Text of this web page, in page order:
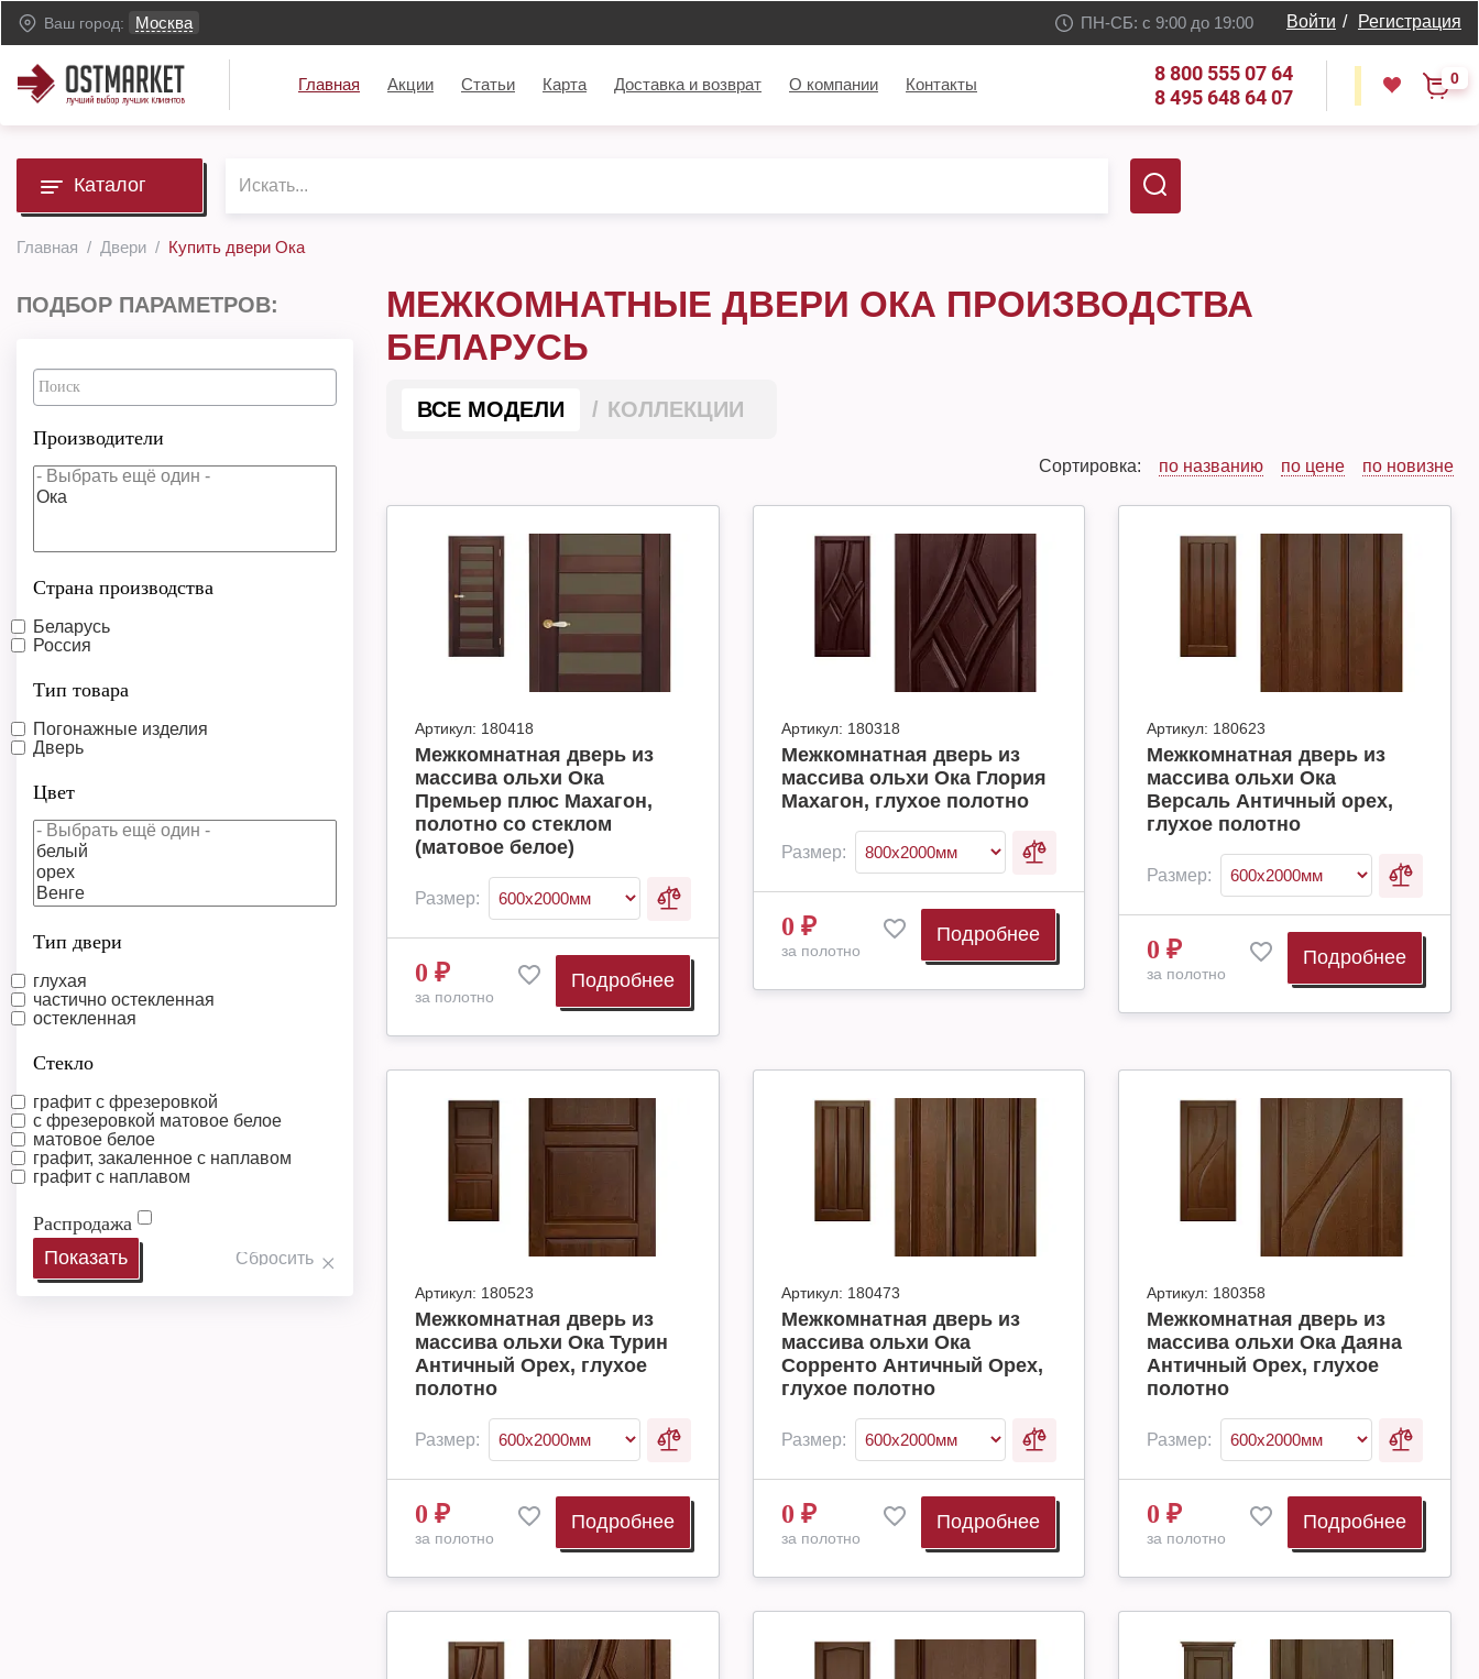
Ваш город: Москва ПН-СБ: с 9:00 до 19:00 Войти / Регистрация
Главная Акции Статьи Карта Доставка и возврат О компании Контакты
8 800 555 07 64
8 495 648 64 07
0
Каталог
Главная Двери Купить двери Ока
ПОДБОР ПАРАМЕТРОВ:
Производители
Страна производства
Беларусь
Россия
Тип товара
Погонажные изделия
Дверь
Цвет
Тип двери
глухая
частично остекленная
остекленная
Стекло
графит с фрезеровкой
с фрезеровкой матовое белое
матовое белое
графит, закаленное с наплавом
графит с наплавом
Распродажа
МЕЖКОМНАТНЫЕ ДВЕРИ ОКА ПРОИЗВОДСТВА
БЕЛАРУСЬ
ВСЕ МОДЕЛИ КОЛЛЕКЦИИ
Сортировка: по названию по цене по новизне
Артикул: 180418
Межкомнатная дверь из
массива ольхи Ока
Премьер плюс Махагон,
полотно со стеклом
(матовое белое)
Размер:
0 ₽
за полотно
Подробнее
Артикул: 180318
Межкомнатная дверь из
массива ольхи Ока Глория
Махагон, глухое полотно
Размер:
0 ₽
за полотно
Подробнее
Артикул: 180623
Межкомнатная дверь из
массива ольхи Ока
Версаль Античный орех,
глухое полотно
Размер:
0 ₽
за полотно
Подробнее
Артикул: 180523
Межкомнатная дверь из
массива ольхи Ока Турин
Античный Орех, глухое
полотно
Размер:
0 ₽
за полотно
Подробнее
Артикул: 180473
Межкомнатная дверь из
массива ольхи Ока
Сорренто Античный Орех,
глухое полотно
Размер:
0 ₽
за полотно
Подробнее
Артикул: 180358
Межкомнатная дверь из
массива ольхи Ока Даяна
Античный Орех, глухое
полотно
Размер:
0 ₽
за полотно
Подробнее